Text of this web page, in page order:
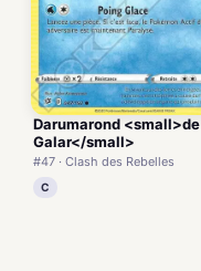
Darumarond <small>de
Galar</small>
#47 · Clash des Rebelles
C